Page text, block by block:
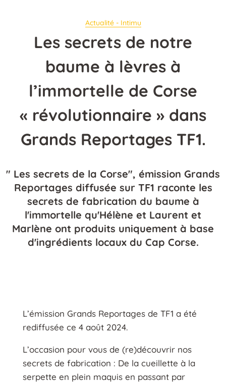
Actualité - Intimu
Les secrets de notre
baume à lèvres à
l’immortelle de Corse
« révolutionnaire » dans
Grands Reportages TF1.
" Les secrets de la Corse", émission Grands
Reportages diffusée sur TF1 raconte les
secrets de fabrication du baume à
l'immortelle qu'Hélène et Laurent et
Marlène ont produits uniquement à base
d'ingrédients locaux du Cap Corse.
L’émission Grands Reportages de TF1 a été
rediffusée ce 4 août 2024.
L’occasion pour vous de (re)découvrir nos
secrets de fabrication : De la cueillette à la
serpette en plein maquis en passant par